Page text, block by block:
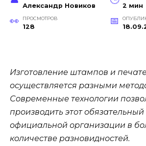
Александр Новиков 2 мин
ПРОСМОТРОВ
128
Изготовление штампов и
осуществляется разными
Современные технологии
производить этот
официальной организации в
количестве разновидностей.